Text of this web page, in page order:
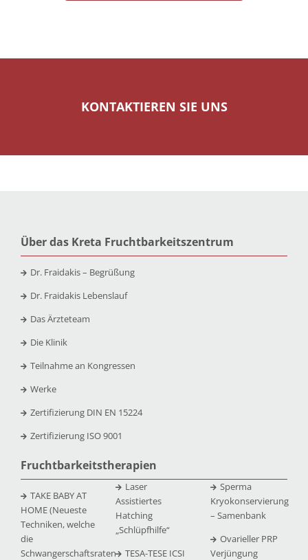
KONTAKTIEREN SIE UNS
Über das Kreta Fruchtbarkeitszentrum
Dr. Fraidakis – Begrüßung
Dr. Fraidakis Lebenslauf
Das Ärzteteam
Die Klinik
Teilnahme an Kongressen
Werke
Zertifizierung DIN EN 15224
Zertifizierung ISO 9001
Fruchtbarkeitstherapien
TAKE BABY AT
HOME (Neueste
Techniken, welche
die
Schwangerschaftsraten
Laser
Assistiertes
Hatching
„Schlüpfhilfe“
TESA-TESE ICSI
Sperma
Kryokonservierung
– Samenbank
Ovarieller PRP
Verjüngung